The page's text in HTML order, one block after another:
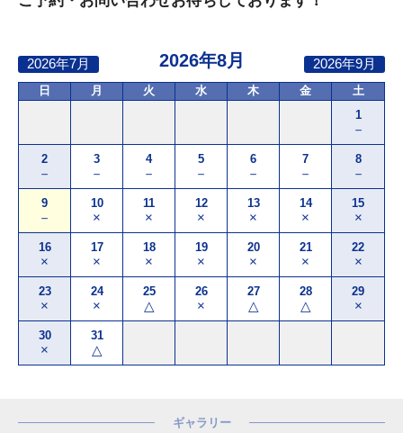
2026年8月
日 月 火 水 木 金
土
1
－
2
－
3
－
4
－
5
－
6
－
7
－
8
－
9
－
10
×
11
×
12
×
13
×
14
×
15
×
16
×
17
×
18
×
19
×
20
×
21
×
22
×
23
×
24
×
25
△
26
×
27
△
28
△
29
×
30
×
31
△
2026年7月 2026年9月
ギャラリー